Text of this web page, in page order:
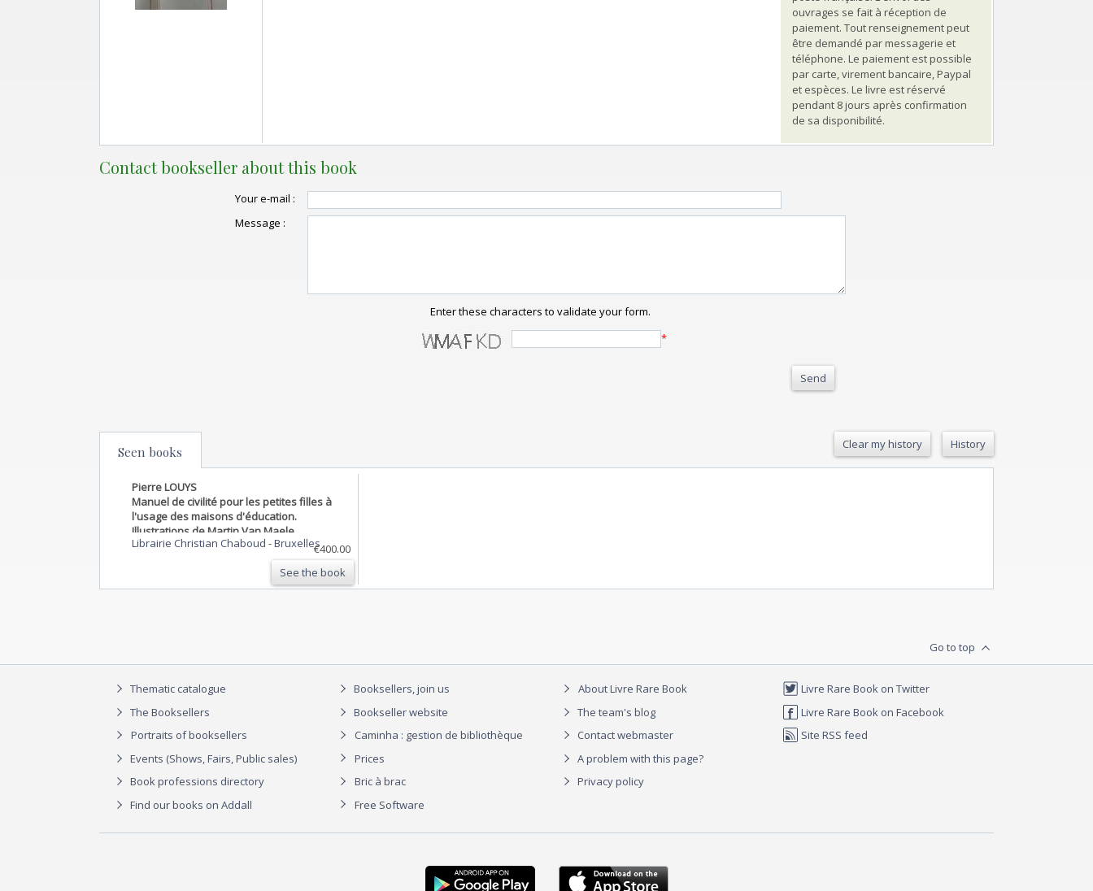
ouvrages se fait à réception de
paiement. Tout renseignement peut
être demandé par messagerie et
téléphone. Le paiement est possible
par carte, virement bancaire, Paypal
et espèces. Le livre est réservé
pendant 8 jours après confirmation
de sa disponibilité.
Contact bookseller about this book
Your e-mail :
Message :
Enter these characters to validate your form.
*
Send
Seen books Clear my history History
Pierre LOUYS
Manuel de civilité pour les petites filles à
l'usage des maisons d'éducation.
Illustrations de Martin Van Maele.
Librairie Christian Chaboud -Bruxelles€400.00
See the book
Go to top
Thematic catalogue
The Booksellers
Portraits of booksellers
Events (Shows, Fairs, Public sales)
Book professions directory
Find our books on Addall
Booksellers, join us
Bookseller website
Caminha : gestion de bibliothèque
Prices
Bric à brac
Free Software
About Livre Rare Book
The team's blog
Contact webmaster
A problem with this page?
Privacy policy
Livre Rare Book on Twitter
Livre Rare Book on Facebook
Site RSS feed